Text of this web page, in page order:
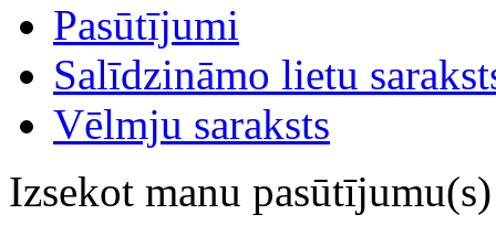
Pasūtījumi
Salīdzināmo lietu
Vēlmju saraksts
Izsekot manu pasūtījumu(s)